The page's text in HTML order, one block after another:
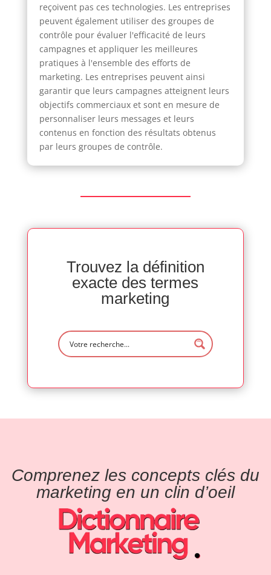
reçoivent pas ces technologies. Les entreprises
peuvent également utiliser des groupes de
contrôle pour évaluer l'efficacité de leurs
campagnes et appliquer les meilleures
pratiques à l'ensemble des efforts de
marketing. Les entreprises peuvent ainsi
garantir que leurs campagnes atteignent leurs
objectifs commerciaux et sont en mesure de
personnaliser leurs messages et leurs
contenus en fonction des résultats obtenus
par leurs groupes de contrôle.
Trouvez la définition
exacte des termes
marketing
Comprenez les concepts clés du
marketing en un clin d’oeil